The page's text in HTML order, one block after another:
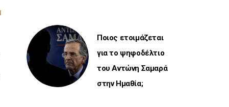
Ποιος ετοιμάζεται
για το ψηφοδέλτιο
του Αντώνη Σαμαρά
στην Ημαθία;